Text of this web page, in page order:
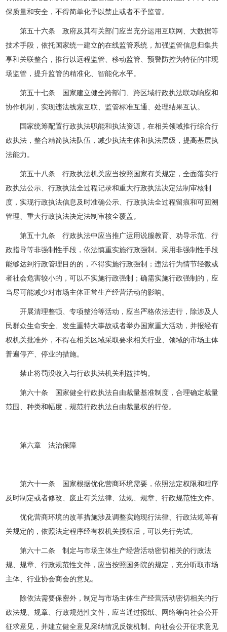
保质量和安全，不得简单化予以禁止或者不予监管。
第五十六条 政府及其有关部门应当充分运用互联网、大数据等
技术手段，依托国家统一建立的在线监管系统，加强监管信息归集共
享和关联整合，推行以远程监管、移动监管、预警防控为特征的非现
场监管，提升监管的精准化、智能化水平。
第五十七条 国家建立健全跨部门、跨区域行政执法联动响应和
协作机制，实现违法线索互联、监管标准互通、处理结果互认。
国家统筹配置行政执法职能和执法资源，在相关领域推行综合行
政执法，整合精简执法队伍，减少执法主体和执法层级，提高基层执
法能力。
第五十八条 行政执法机关应当按照国家有关规定，全面落实行
政执法公示、行政执法全过程记录和重大行政执法决定法制审核制
度，实现行政执法信息及时准确公示、行政执法全过程留痕和可回溯
管理、重大行政执法决定法制审核全覆盖。
第五十九条 行政执法中应当推广运用说服教育、劝导示范、行
政指导等非强制性手段，依法慎重实施行政强制。采用非强制性手段
能够达到行政管理目的的，不得实施行政强制；违法行为情节轻微或
者社会危害较小的，可以不实施行政强制；确需实施行政强制的，应
当尽可能减少对市场主体正常生产经营活动的影响。
开展清理整顿、专项整治等活动，应当严格依法进行，除涉及人
民群众生命安全、发生重特大事故或者举办国家重大活动，并报经有
权机关批准外，不得在相关区域采取要求相关行业、领域的市场主体
普遍停产、停业的措施。
禁止将罚没收入与行政执法机关利益挂钩。
第六十条 国家健全行政执法自由裁量基准制度，合理确定裁量
范围、种类和幅度，规范行政执法自由裁量权的行使。
第六章 法治保障
第六十一条 国家根据优化营商环境需要，依照法定权限和程序
及时制定或者修改、废止有关法律、法规、规章、行政规范性文件。
优化营商环境的改革措施涉及调整实施现行法律、行政法规等有
关规定的，依照法定程序经有权机关授权后，可以先行先试。
第六十二条 制定与市场主体生产经营活动密切相关的行政法
规、规章、行政规范性文件，应当按照国务院的规定，充分听取市场
主体、行业协会商会的意见。
除依法需要保密外，制定与市场主体生产经营活动密切相关的行
政法规、规章、行政规范性文件，应当通过报纸、网络等向社会公开
征求意见，并建立健全意见采纳情况反馈机制。向社会公开征求意见